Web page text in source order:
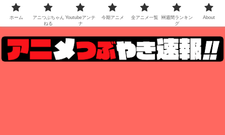
ホーム
アニつぶちゃん
ねる
Youtubeアンテ
ナ
今期アニメ 全アニメ一覧
🆕週間ランキン
グ
About